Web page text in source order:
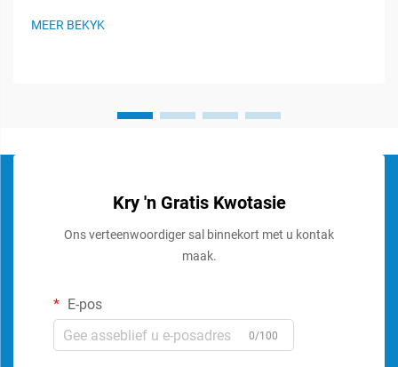
gespesialiseerde komponente...
MEER BEKYK
Kry 'n Gratis Kwotasie
Ons verteenwoordiger sal binnekort met u kontak
maak.
E-pos
0/100